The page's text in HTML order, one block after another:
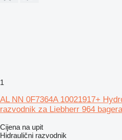
1
AL NN 0F7364A 10021917+
razvodnik za Liebherr 964 bagera
Cijena na upit
Hidraulični razvodnik